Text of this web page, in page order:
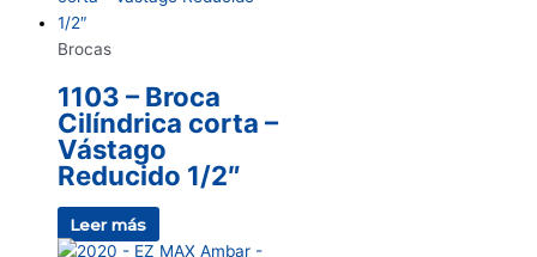
Brocas
1103 – Broca
Cilíndrica corta –
Vástago
Reducido 1/2″
Leer más